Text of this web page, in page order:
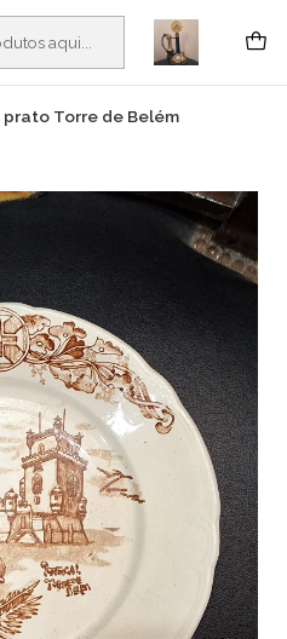
e antiguidades em Viana do
mais
prato Torre de Belém